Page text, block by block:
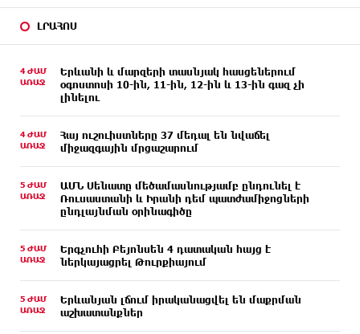
ԼՐԱՀՈՍ
4 ԺԱՄ
ԱՌԱՋ
Երևանի և մարզերի տասնյակ հասցեներում
օգոստոսի 10-ին, 11-ին, 12-ին և 13-ին գազ չի
լինելու
4 ԺԱՄ
ԱՌԱՋ
Հայ ուշուիստները 37 մեդալ են նվաճել
միջազգային մրցաշարում
5 ԺԱՄ
ԱՌԱՋ
ԱՄՆ Սենատը մեծամասնությամբ ընդունել է
Ռուսաստանի և Իրանի դեմ պատժամիջոցների
ընդլայնման օրինագիծը
5 ԺԱՄ
ԱՌԱՋ
Երգչուհի Բեյոնսեն ​​4 դատական հայց է
ներկայացրել Թուրքիայում
5 ԺԱՄ
ԱՌԱՋ
Երևանյան լճում իրականացվել են մաքրման
աշխատանքներ